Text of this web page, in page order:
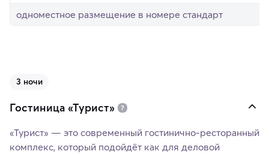
одноместное размещение в номере стандарт
3 ночи
Гостиница «Турист»
«Турист» — это современный гостинично-ресторанный
комплекс, который подойдёт как для деловой